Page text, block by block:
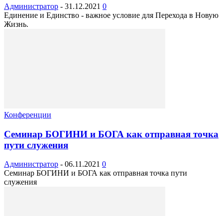
Администратор - 31.12.2021 0
Единение и Единство - важное условие для Перехода в Новую
Жизнь.
Конференции
Семинар БОГИНИ и БОГА как отправная точка
пути служения
Администратор - 06.11.2021 0
Семинар БОГИНИ и БОГА как отправная точка пути
служения